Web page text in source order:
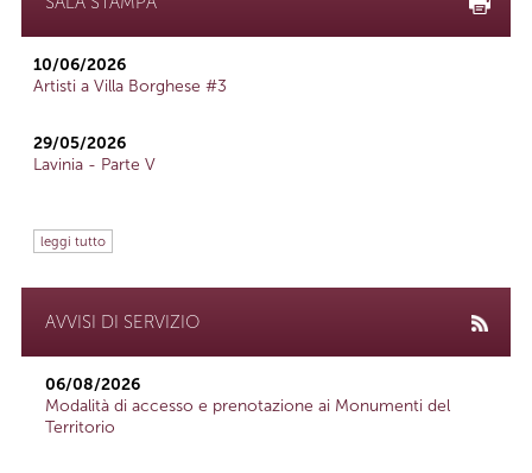
10/06/2026
Artisti a Villa Borghese #3
29/05/2026
Lavinia - Parte V
leggi tutto
AVVISI DI SERVIZIO
06/08/2026
Modalità di accesso e prenotazione ai Monumenti del
Territorio